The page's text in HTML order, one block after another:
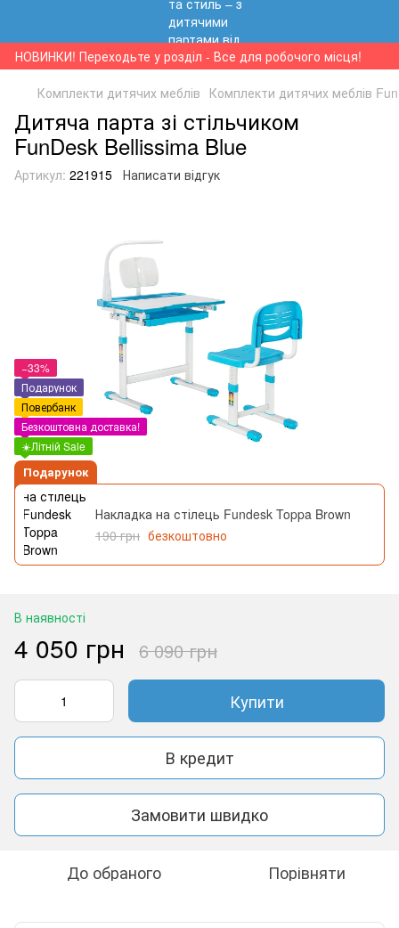
НОВИНКИ! Переходьте у розділ - Все для робочого місця!
Комплекти дитячих меблів Комплекти дитячих меблів
Дитяча парта зі стільчиком
FunDesk Bellissima Blue
Артикул: 221915 Написати відгук
−33%
Подарунок
Повербанк
Безкоштовна доставка!
☀️Літній Sale
Подарунок
Накладка на стілець Fundesk Toppa Brown
190 грн безкоштовно
В наявності
4 050 грн 6 090 грн
Купити
В кредит
Замовити швидко
До обраного Порівняти